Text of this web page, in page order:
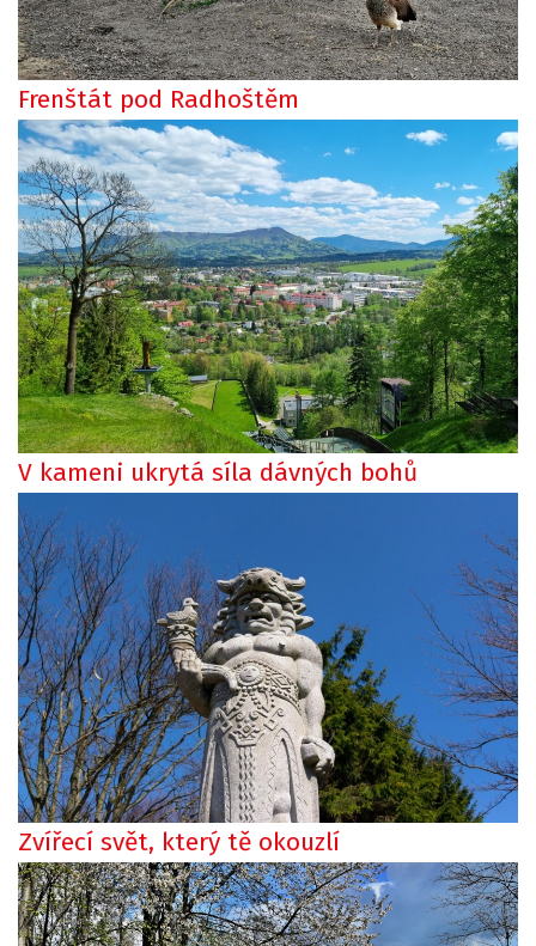
Frenštát pod Radhoštěm
V kameni ukrytá síla dávných bohů
Zvířecí svět, který tě okouzlí